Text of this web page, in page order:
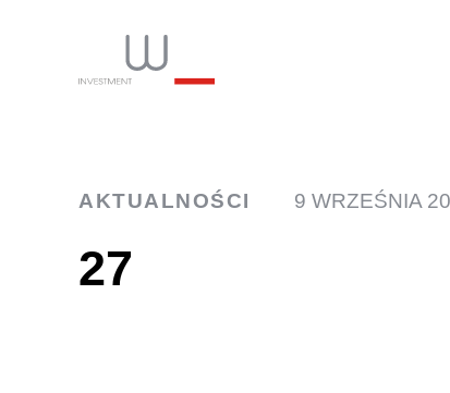
AKTUALNOŚCI 9 WRZEŚNIA
27